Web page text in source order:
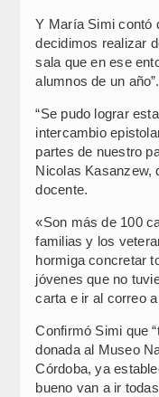
Y María Simi contó
decidimos realizar
sala que en ese
alumnos de un año”.
“Se pudo lograr
intercambio
partes de nuestro
Nicolas Kasanzew,
docente.
«Son más de 100
familias y los
hormiga concretar
jóvenes que no
carta e ir al correo
Confirmó Simi que
donada al Museo
Córdoba, ya
bueno van a ir